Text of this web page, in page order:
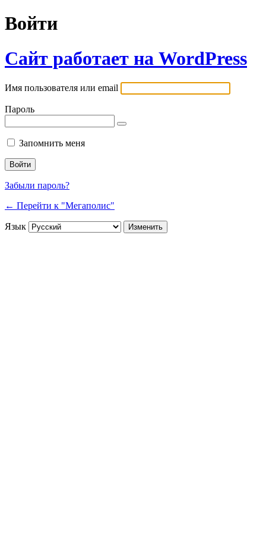
Войти
Сайт работает на WordPress
Имя пользователя или email
Пароль
Запомнить меня
Забыли пароль?
← Перейти к "Мегаполис"
Язык